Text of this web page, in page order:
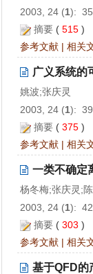
2003, 24 (1):
摘要 ( 515 )
参考文献 | 相关
广义系统的
姚波;张庆灵
2003, 24 (1):
摘要 ( 375 )
参考文献 | 相关
一类不确定
杨冬梅;张庆灵;
2003, 24 (1):
摘要 ( 303 )
参考文献 | 相关
基于QFD的